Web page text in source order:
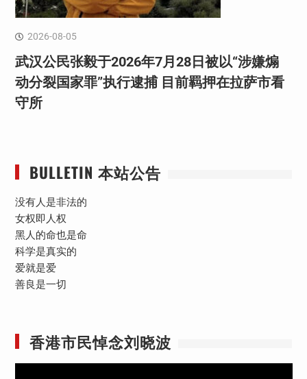
2026-08-05
武汉公民张毅于2026年7月28日被以“涉嫌煽
动分裂国家罪”执行逮捕 目前羁押在拉萨市看
守所
BULLETIN 本站公告
没有人是非法的
女权即人权
黑人的命也是命
科学是真实的
爱就是爱
善良是一切
香港市民悼念刘晓波